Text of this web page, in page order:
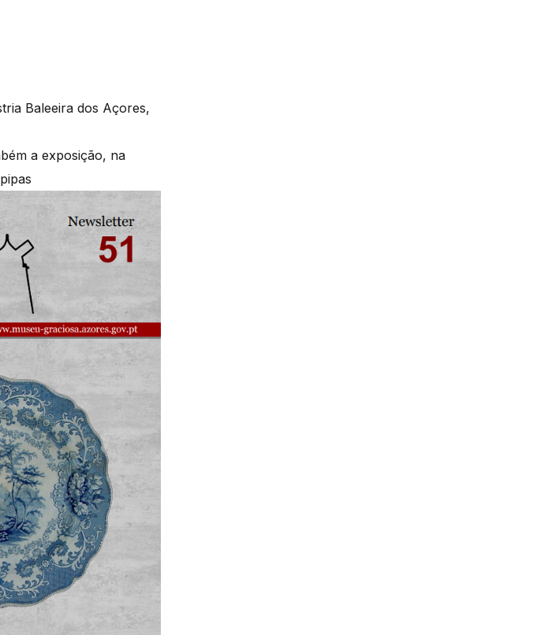
Baleeira dos Açores,
a exposição, na